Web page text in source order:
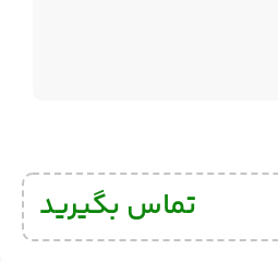
تماس بگیرید